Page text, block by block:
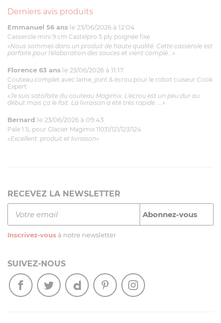
Derniers avis produits
Emmanuel 56 ans le 23/06/2026 à 12:04
Casserole mini 9 cm Castelpro 5 ply poignée fixe
«Nous sommes dans un produit de haute qualité. Cette casserole est
parfaite pour l'élaboration des sauces et vient complé...»
Florence 63 ans le 23/06/2026 à 11:17
Couteau complet avec lame, joint & écrou pour le robot cuiseur Cook
Expert
«Je suis satisfaite du couteau Magimix. L'écrou est un peu dur au
début mais ça le fait. La livraison a été très rapide. ...»
Bernard le 23/06/2026 à 09:43
Pale 1.1L pour Glacier Magimix 11031/121/123/124
«Excellent: produit et livraison»
RECEVEZ LA NEWSLETTER
Inscrivez-vous à notre newsletter
SUIVEZ-NOUS